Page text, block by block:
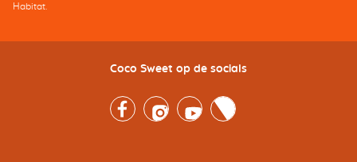
Habitat.
Coco Sweet op de socials
FacebookInstagramYoutubeTwitter